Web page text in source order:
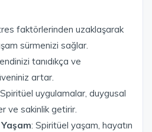
faktörlerinden uzaklaşarak
sürmenizi sağlar.
tanıdıkça ve
artar.
uygulamalar, duygusal
ve sakinlik getirir.
: Spiritüel yaşam, hayatın